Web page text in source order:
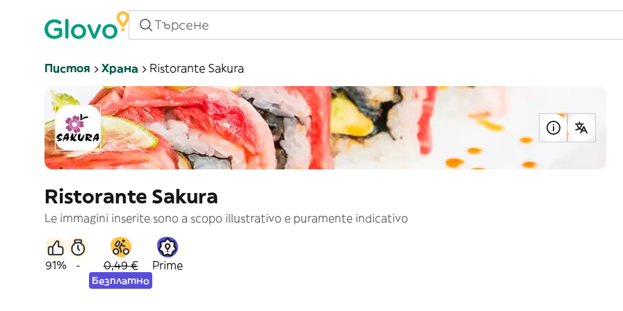
Пистоя Храна Ristorante Sakura
Ristorante Sakura
Le immagini inserite sono a scopo illustrativo e puramente indicativo
91% - 0,49 €
Безплатно
Prime